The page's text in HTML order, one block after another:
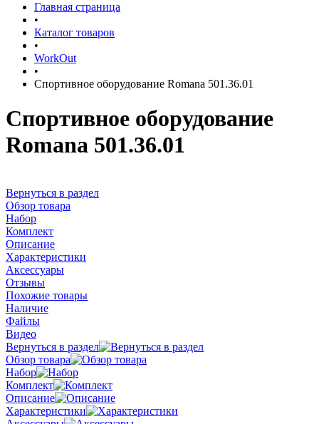
Главная страница
•
Каталог товаров
•
WorkOut
•
Спортивное оборудование Romana 501.36.01
Спортивное оборудование
Romana 501.36.01
Вернуться в раздел
Обзор товара
Набор
Комплект
Описание
Характеристики
Аксессуары
Отзывы
Похожие товары
Наличие
Файлы
Видео
Вернуться в раздел
Обзор товара
Набор
Комплект
Описание
Характеристики